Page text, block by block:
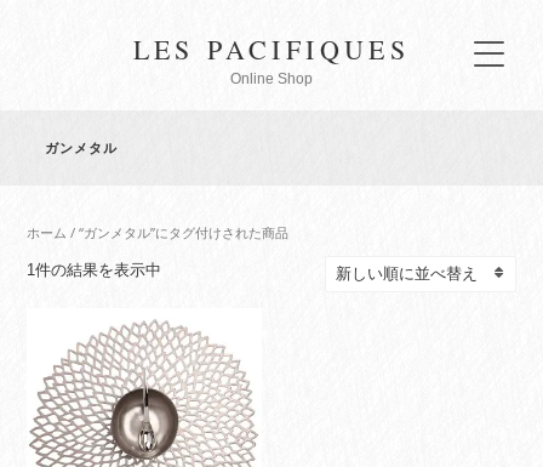
LES PACIFIQUES
Online Shop
ガンメタル
ホーム / “ガンメタル”にタグ付けされた商品
1件の結果を表示中